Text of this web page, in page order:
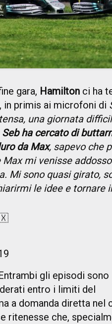
gara, Hamilton ci ha
in primis ai microfoni di
una giornata
Seb ha cercato di
da Max, sapevo che
mi venisse
Mi sono quasi girato,
le idee e tornare
gli episodi sono
entro i limiti del
a domanda diretta nel
ritenesse che,